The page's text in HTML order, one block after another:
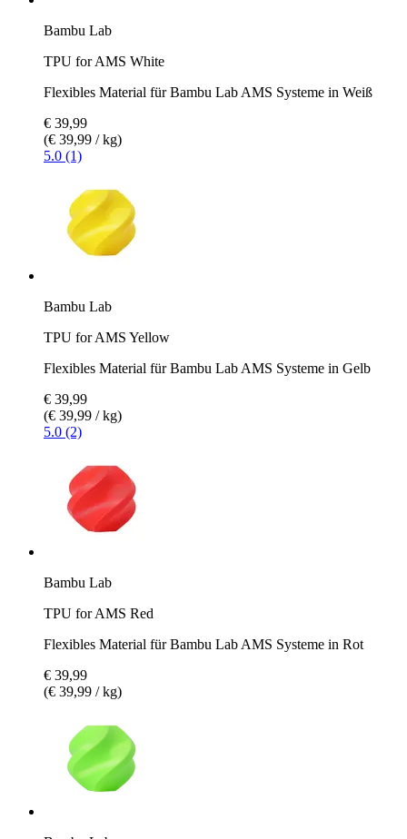
Bambu Lab
TPU for AMS White
Flexibles Material für Bambu Lab AMS Systeme in Weiß
€ 39,99
(€ 39,99 / kg)
5.0 (1)
Bambu Lab
TPU for AMS Yellow
Flexibles Material für Bambu Lab AMS Systeme in Gelb
€ 39,99
(€ 39,99 / kg)
5.0 (2)
Bambu Lab
TPU for AMS Red
Flexibles Material für Bambu Lab AMS Systeme in Rot
€ 39,99
(€ 39,99 / kg)